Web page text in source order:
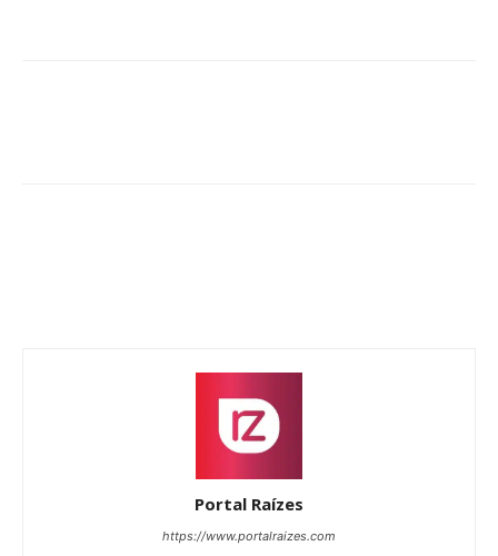
Portal Raízes
https://www.portalraizes.com